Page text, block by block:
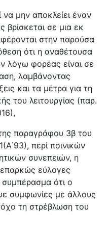
μην αποκλείει έναν
βρίσκεται σε μια εκ
στην παρούσα
ότι η αναθέτουσα
λόγω φορέας είναι σε
λαμβάνοντας
και τα μέτρα για τη
του λειτουργίας (παρ.
παραγράφου 3β του
περί ποινικών
συνεπειών, η
εύλογες
συμπέρασμα ότι ο
συμφωνίες με άλλους
τη στρέβλωση του